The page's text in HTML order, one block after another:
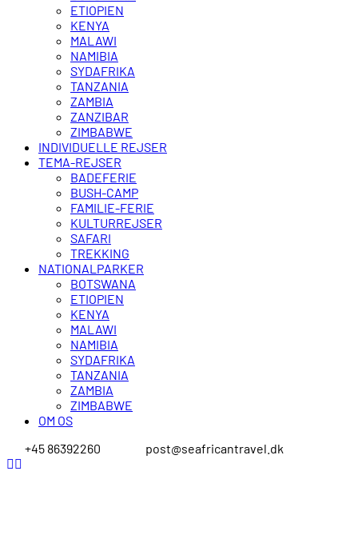
ETIOPIEN
KENYA
MALAWI
NAMIBIA
SYDAFRIKA
TANZANIA
ZAMBIA
ZANZIBAR
ZIMBABWE
INDIVIDUELLE REJSER
TEMA-REJSER
BADEFERIE
BUSH-CAMP
FAMILIE-FERIE
KULTURREJSER
SAFARI
TREKKING
NATIONALPARKER
BOTSWANA
ETIOPIEN
KENYA
MALAWI
NAMIBIA
SYDAFRIKA
TANZANIA
ZAMBIA
ZIMBABWE
OM OS
+45 86392260
post@seafricantravel.dk